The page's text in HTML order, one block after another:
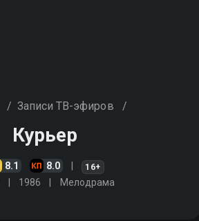
/ Записи ТВ-эфиров /
Курьер
8.1 8.0 16+
1986 Мелодрама